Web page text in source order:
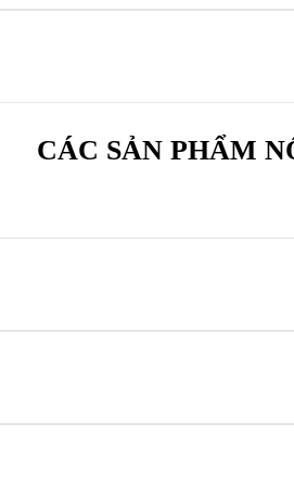
CÁC SẢN PHẨM